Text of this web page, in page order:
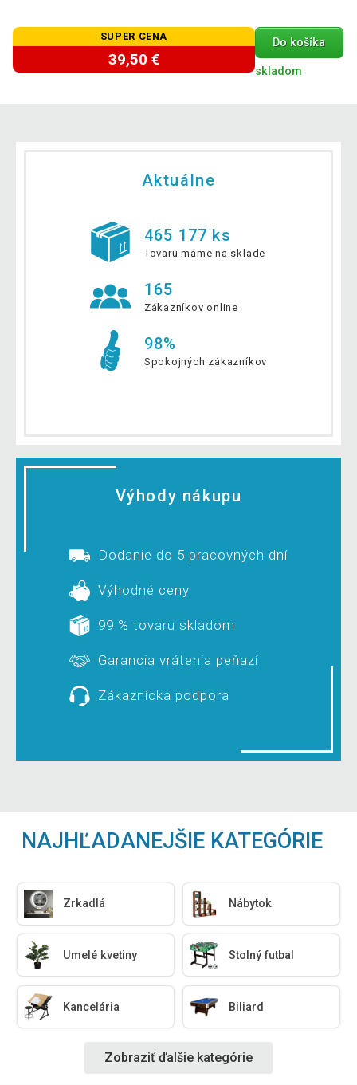
SUPER CENA
39,50 €
Do košíka
skladom
Aktuálne
465 177 ks
Tovaru máme na sklade
165
Zákazníkov online
98%
Spokojných zákazníkov
Výhody nákupu
Dodanie do 5 pracovných dní
Výhodné ceny
99 % tovaru skladom
Garancia vrátenia peňazí
Zákaznícka podpora
NAJHĽADANEJŠIE KATEGÓRIE
Zrkadlá Nábytok
Umelé kvetiny Stolný futbal
Kancelária Biliard
Zobraziť ďalšie kategórie